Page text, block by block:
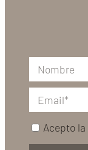
Acepto la